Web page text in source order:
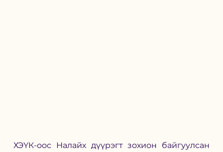
ХЭҮК-оос Налайх дүүрэгт зохион байгуулсан